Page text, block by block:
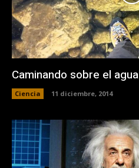
Caminando sobre el agua
Ciencia 11 diciembre, 2014